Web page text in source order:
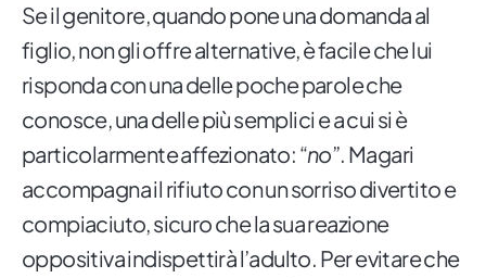
Se il genitore, quando pone una domanda al
figlio, non gli offre alternative, è facile che lui
risponda con una delle poche parole che
conosce, una delle più semplici e a cui si è
particolarmente affezionato: “no”. Magari
accompagna il rifiuto con un sorriso divertito e
compiaciuto, sicuro che la sua reazione
oppositiva indispettirà l’adulto. Per evitare che